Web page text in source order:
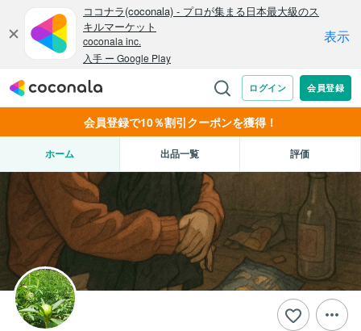
会員登録で10％割引クーポンを獲得！
ホーム 出品一覧 評価